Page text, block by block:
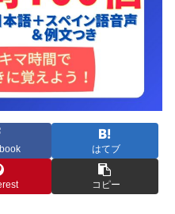
はてブ
コピー